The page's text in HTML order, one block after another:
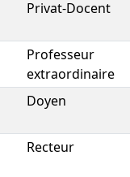
Privat-Docent
Professeur
extraordinaire
Doyen
Recteur